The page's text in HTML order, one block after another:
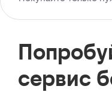
сервис